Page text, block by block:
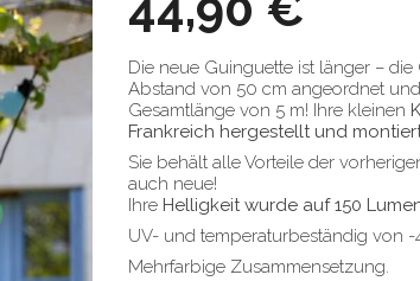
Die neue Guinguette ist länger –
Abstand von 50 cm angeordnet
Gesamtlänge von 5 m! Ihre kleinen
Frankreich hergestellt und
Sie behält alle Vorteile der
auch neue!
Ihre Helligkeit wurde auf 150
UV- und temperaturbeständig von -
Mehrfarbige Zusammensetzung.